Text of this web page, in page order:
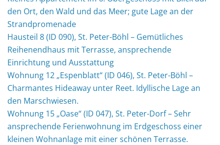
den Ort, den Wald und das Meer; gute Lage an der
Strandpromenade
Hausteil 8 (ID 090), St. Peter-Böhl – Gemütliches
Reihenendhaus mit Terrasse, ansprechende
Einrichtung und Ausstattung
Wohnung 12 „Espenblatt“ (ID 046), St. Peter-Böhl –
Charmantes Hideaway unter Reet. Idyllische Lage an
den Marschwiesen.
Wohnung 15 „Oase“ (ID 047), St. Peter-Dorf – Sehr
ansprechende Ferienwohnung im Erdgeschoss einer
kleinen Wohnanlage mit einer schönen Terrasse.